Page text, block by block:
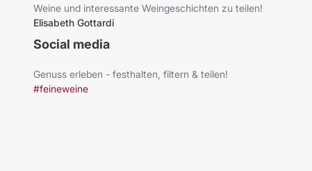
Weine und interessante Weingeschichten zu teilen!
Elisabeth Gottardi
Social media
Genuss erleben - festhalten, filtern & teilen!
#feineweine